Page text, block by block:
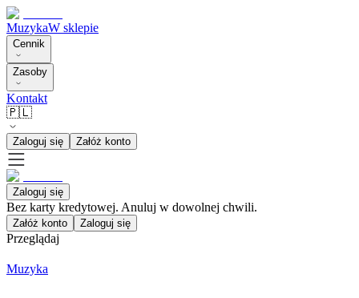
MuzykaW sklepie
Cennik
Zasoby
Kontakt
🇵🇱
Zaloguj się Załóż konto
Zaloguj się
Bez karty kredytowej. Anuluj w dowolnej chwili.
Załóż konto Zaloguj się
Przeglądaj
Muzyka